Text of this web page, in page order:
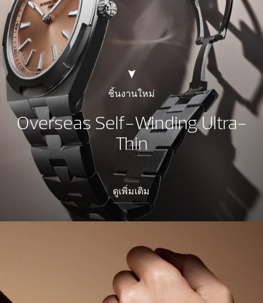
ชิ้นงานใหม่
Overseas Self-Winding Ultra-
Thin
ดูเพิ่มเติม